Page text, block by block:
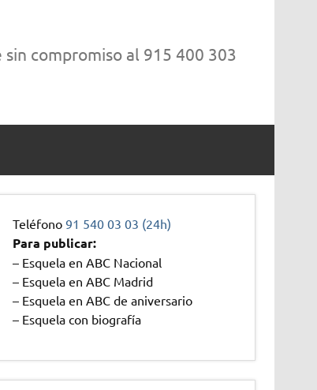
compromiso al 915 400 303
Teléfono91 540 03 03 (24h)
Para publicar:
– Esquela en ABC Nacional
– Esquela en ABC Madrid
– Esquela en ABC de aniversario
– Esquela con biografía